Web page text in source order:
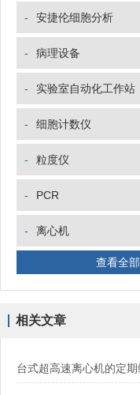
- 安捷伦细胞分析
- 病理设备
- 实验室自动化工作站
- 细胞计数仪
- 粒度仪
- PCR
- 离心机
查看全部
相关文章